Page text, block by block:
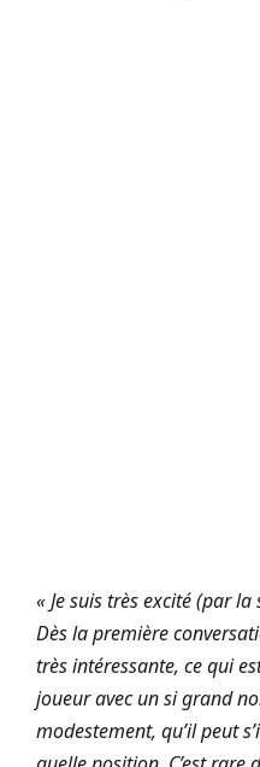
« Je suis très excité (par
Dès la première
très intéressante, ce qui
joueur avec un si grand
modestement, qu’il peut